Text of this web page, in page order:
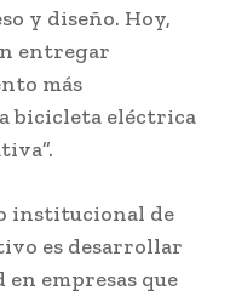
y diseño. Hoy,
entregar
más
bicicleta eléctrica
institucional de
es desarrollar
empresas que